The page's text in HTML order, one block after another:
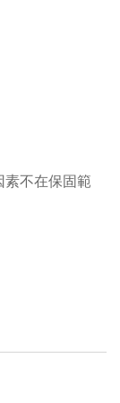
不在保固範